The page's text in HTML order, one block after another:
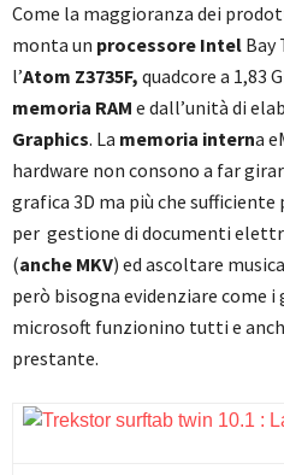
Come la maggioranza dei
monta un processore Intel Bay
l’Atom Z3735F, quadcore a 1,83
memoria RAM e dall’unità di
Graphics. La memoria interna
hardware non consono a far
grafica 3D ma più che
per gestione di documenti
(anche MKV) ed ascoltare
però bisogna evidenziare come
microsoft funzionino tutti e
prestante.